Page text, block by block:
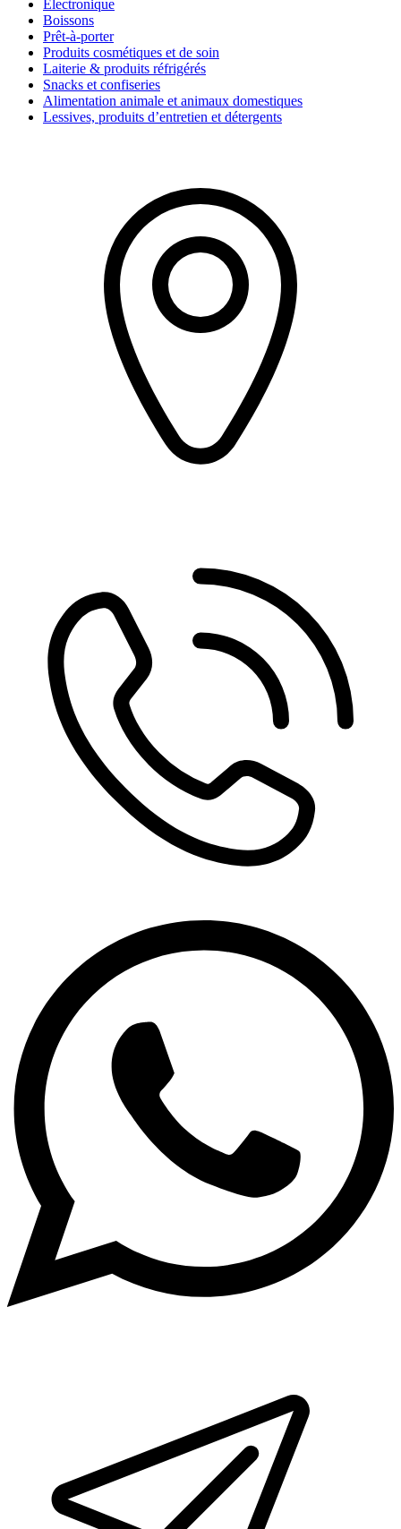
Électronique
Boissons
Prêt-à-porter
Produits cosmétiques et de soin
Laiterie & produits réfrigérés
Snacks et confiseries
Alimentation animale et animaux domestiques
Lessives, produits d’entretien et détergents